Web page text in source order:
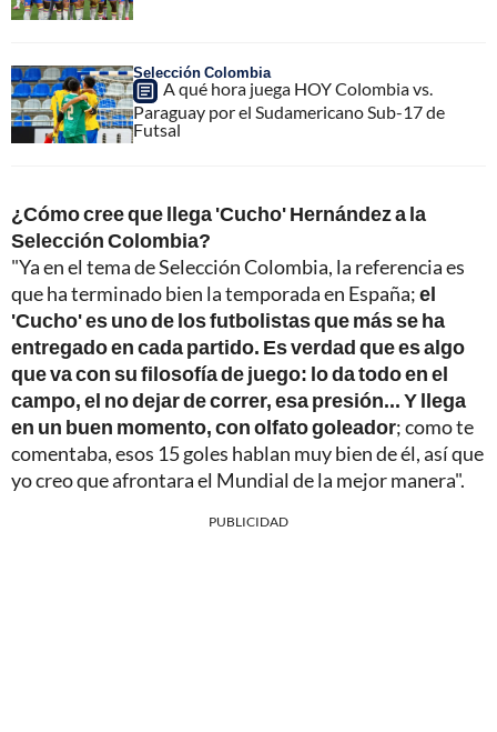
Selección Colombia
A qué hora juega HOY Colombia vs.
Paraguay por el Sudamericano Sub-17 de
Futsal
¿Cómo cree que llega 'Cucho' Hernández a la
Selección Colombia?
"Ya en el tema de Selección Colombia, la referencia es
que ha terminado bien la temporada en España;el
'Cucho' es uno de los futbolistas que más se ha
entregado en cada partido. Es verdad que es algo
que va con su filosofía de juego: lo da todo en el
campo, el no dejar de correr, esa presión... Y llega
en un buen momento, con olfato goleador; como te
comentaba, esos 15 goles hablan muy bien de él, así que
yo creo que afrontara el Mundial de la mejor manera".
PUBLICIDAD